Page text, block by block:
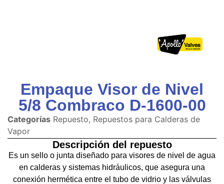
Empaque Visor de Nivel
5/8 Combraco D-1600-00
Categorías Repuesto, Repuestos para Calderas de
Vapor
Descripción del repuesto
Es un sello o junta diseñado para visores de nivel de agua
en calderas y sistemas hidráulicos, que asegura una
conexión hermética entre el tubo de vidrio y las válvulas